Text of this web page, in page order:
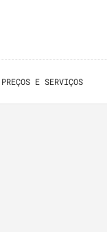
PREÇOS E SERVIÇOS